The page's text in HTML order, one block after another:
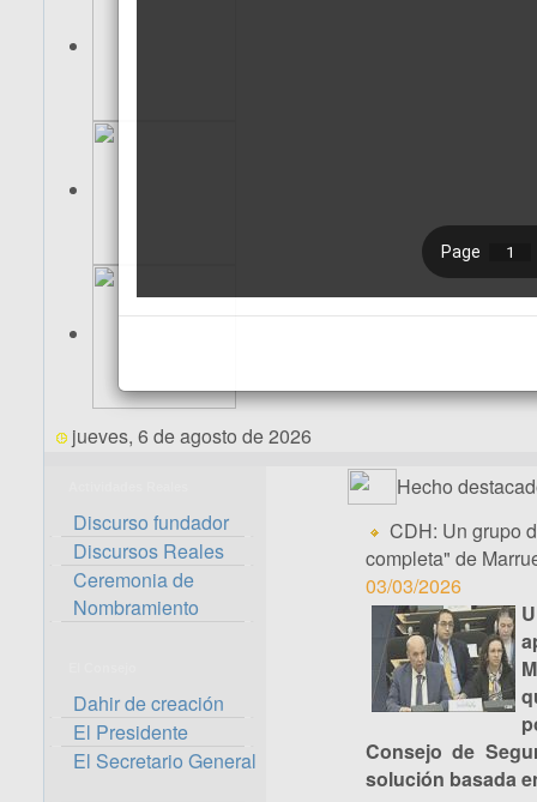
jueves, 6 de agosto de 2026
Discurso fundador
Discursos Reales
Ceremonia de
Nombramiento
Dahir de creación
El Presidente
El Secretario General
Hecho
CDH: Un grupo
completa" de
03/03/2026
Consejo de
solución basada